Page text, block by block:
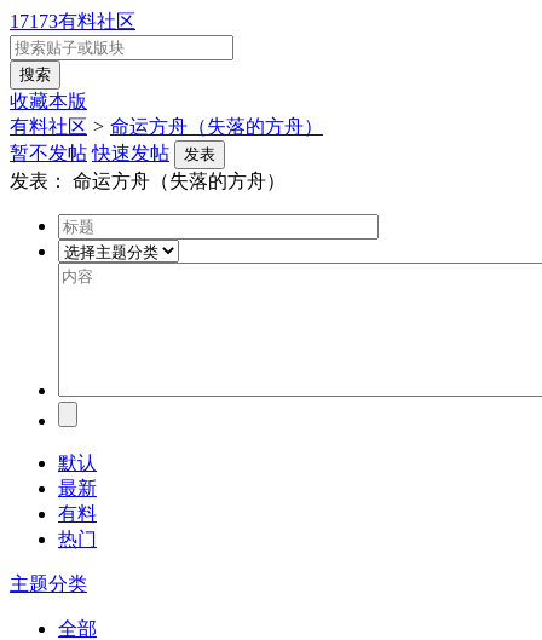
17173有料社区
收藏本版
有料社区 > 命运方舟（失落的方舟）
暂不发帖 快速发帖 发表
发表： 命运方舟（失落的方舟）
默认
最新
有料
热门
主题分类
全部